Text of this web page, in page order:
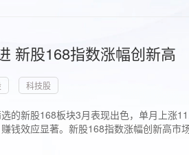
新股168指数涨幅创新高
科技股
的新股168板块3月表现出色，单月上涨
钱效应显著。新股168指数涨幅创新高